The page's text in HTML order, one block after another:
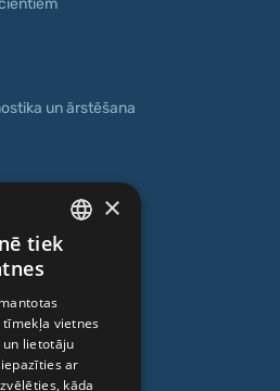
un ārstēšana
LATVIAN
RUSSIAN
LITHUANIAN
×
tiek
vietnes
lietotāju
ar
kāda